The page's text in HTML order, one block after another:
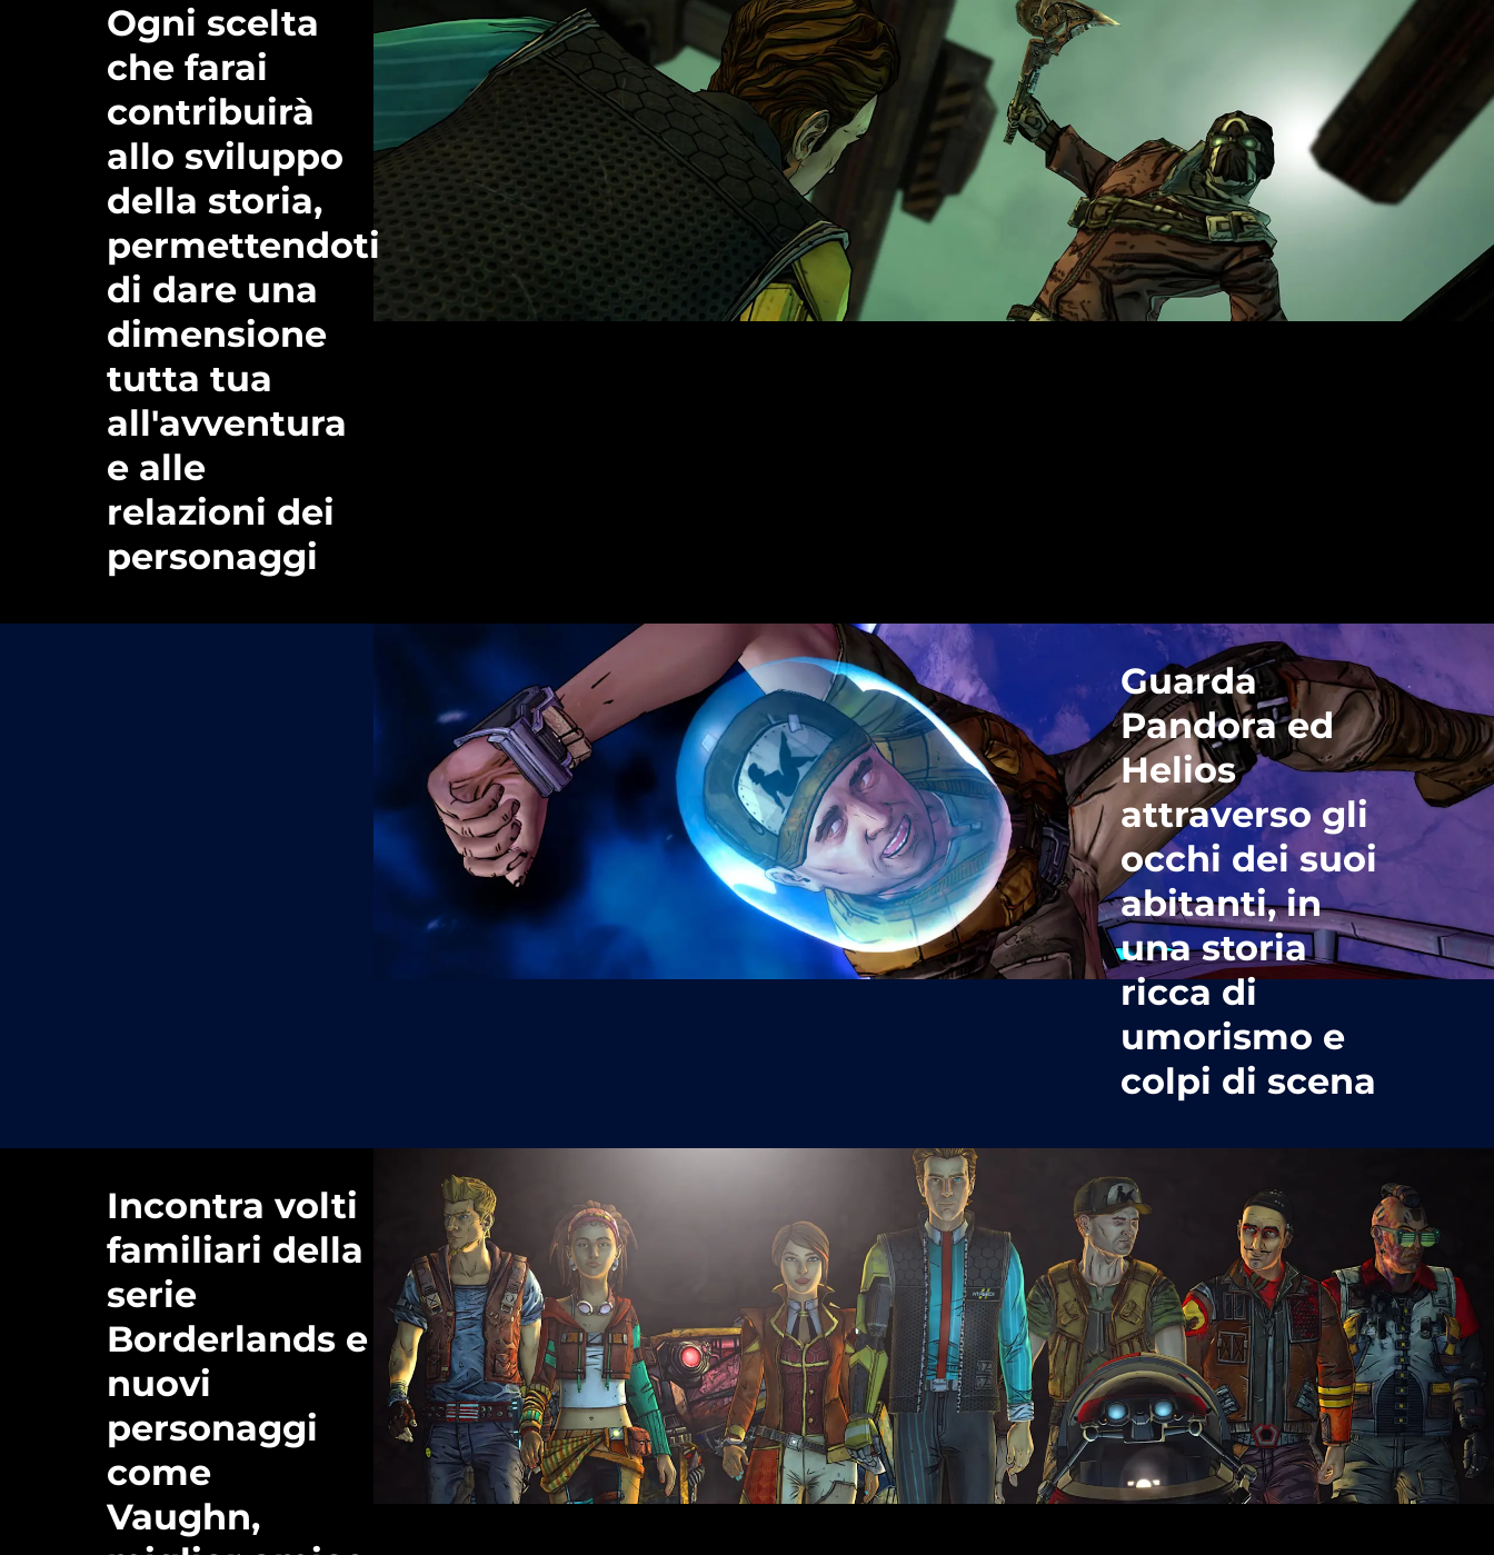
Ogni scelta
che farai
contribuirà
allo sviluppo
della storia,
permettendoti
di dare una
dimensione
tutta tua
all'avventura
e alle
relazioni dei
personaggi
Guarda
Pandora ed
Helios
attraverso gli
occhi dei suoi
abitanti, in
una storia
ricca di
umorismo e
colpi di scena
Incontra volti
familiari della
serie
Borderlands e
nuovi
personaggi
come
Vaughn,